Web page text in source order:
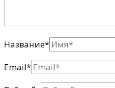
Название*
Email*